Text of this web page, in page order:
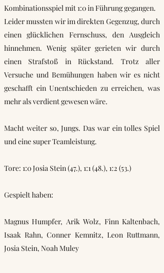
Kombinationsspiel mit 1:0 in Führung gegangen.
Leider mussten wir im direkten Gegenzug, durch
einen glücklichen Fernschuss, den Ausgleich
hinnehmen. Wenig später gerieten wir durch
einen Strafstoß in Rückstand. Trotz aller
Versuche und Bemühungen haben wir es nicht
geschafft ein Unentschieden zu erreichen, was
mehr als verdient gewesen wäre.
Macht weiter so, Jungs. Das war ein tolles Spiel
und eine super Teamleistung.
Tore: 1:0 Josia Stein (47.), 1:1 (48.), 1:2 (53.)
Gespielt haben:
Magnus Humpfer, Arik Wolz, Finn Kaltenbach,
Isaak Rahn, Conner Kemnitz, Leon Ruttmann,
Josia Stein, Noah Muley